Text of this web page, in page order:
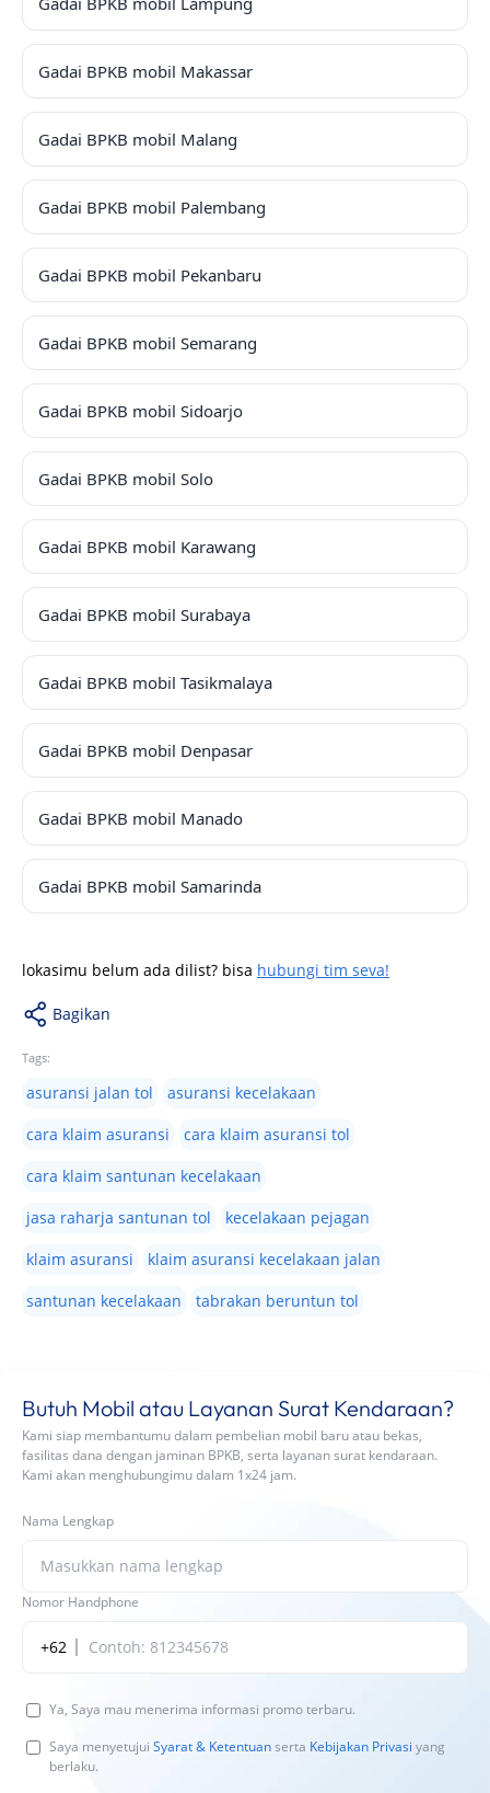
Gadai BPKB mobil Makassar
Gadai BPKB mobil Malang
Gadai BPKB mobil Palembang
Gadai BPKB mobil Pekanbaru
Gadai BPKB mobil Semarang
Gadai BPKB mobil Sidoarjo
Gadai BPKB mobil Solo
Gadai BPKB mobil Karawang
Gadai BPKB mobil Surabaya
Gadai BPKB mobil Tasikmalaya
Gadai BPKB mobil Denpasar
Gadai BPKB mobil Manado
Gadai BPKB mobil Samarinda
lokasimu belum ada dilist? bisa hubungi tim seva!
Bagikan
Tags:
asuransi jalan tol
asuransi kecelakaan
cara klaim asuransi
cara klaim asuransi tol
cara klaim santunan kecelakaan
jasa raharja santunan tol
kecelakaan pejagan
klaim asuransi
klaim asuransi kecelakaan jalan
santunan kecelakaan
tabrakan beruntun tol
Butuh Mobil atau Layanan Surat Kendaraan?
Kami siap membantumu dalam pembelian mobil baru atau bekas,
fasilitas dana dengan jaminan BPKB, serta layanan surat kendaraan.
Kami akan menghubungimu dalam 1x24 jam.
Nama Lengkap
Nomor Handphone
+62
Ya, Saya mau menerima informasi promo terbaru.
Saya menyetujui Syarat & Ketentuanserta Kebijakan Privasi yang
berlaku.